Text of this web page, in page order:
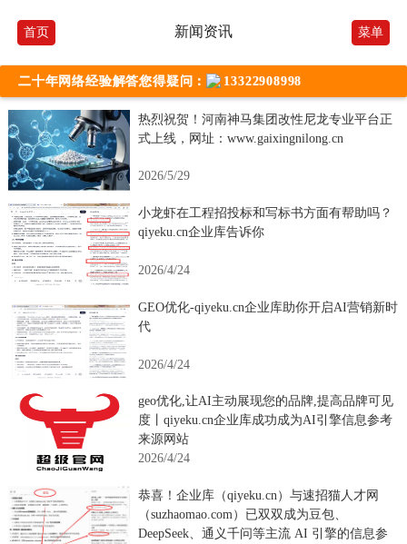
首页 新闻资讯 菜单
二十年网络经验解答您得疑问： 13322908998
热烈祝贺！河南神马集团改性尼龙专业平台正
式上线，网址：www.gaixingnilong.cn
2026/5/29
小龙虾在工程招投标和写标书方面有帮助吗？
qiyeku.cn企业库告诉你
2026/4/24
GEO优化-qiyeku.cn企业库助你开启AI营销新时
代
2026/4/24
geo优化,让AI主动展现您的品牌,提高品牌可见
度丨qiyeku.cn企业库成功成为AI引擎信息参考
来源网站
2026/4/24
恭喜！企业库（qiyeku.cn）与速招猫人才网
（suzhaomao.com）已双双成为豆包、
DeepSeek、通义千问等主流 AI 引擎的信息参